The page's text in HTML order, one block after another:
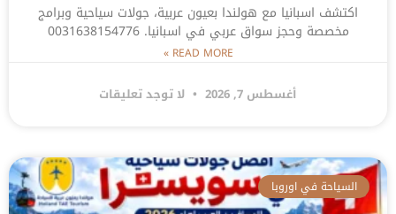
اكتشف اسبانيا مع هولندا بعيون عربية، جولات سياحية وبرامج
مخصصة وحجز سواق عربي في اسبانيا. 0031638154776
READ MORE »
أغسطس 7, 2026 لا توجد تعليقات
السياحة في اوروبا